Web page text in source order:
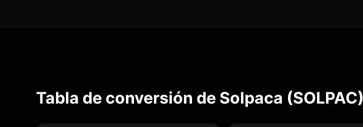
Tabla de conversión de Solpaca (SOLPAC)